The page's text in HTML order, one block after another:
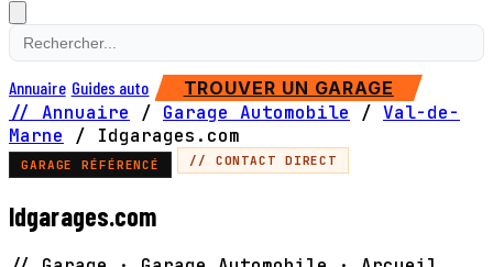
Annuaire Guides auto TROUVER UN GARAGE
// Annuaire / Garage Automobile / Val-de-
Marne
/ Idgarages.com
GARAGE RÉFÉRENCÉ // CONTACT DIRECT
Idgarages.com